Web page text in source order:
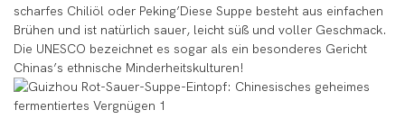
scharfes Chiliöl oder Peking’Diese Suppe besteht aus einfachen
Brühen und ist natürlich sauer, leicht süß und voller Geschmack.
Die UNESCO bezeichnet es sogar als ein besonderes Gericht
Chinas’s ethnische Minderheitskulturen!